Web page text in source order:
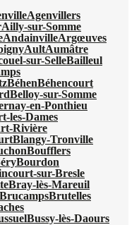
Agenvillers
Ailly-sur-Somme
AndainvilleArgœuves
AultAumâtre
sur-SelleBailleul
BéhenBéhencourt
Belloy-sur-Somme
en-Ponthieu
les-Dames
Rivière
Blangy-Tronville
Boufflers
Bourdon
sur-Bresle
Bray-lès-Mareuil
BrucampsBrutelles
Bussy-lès-Daours